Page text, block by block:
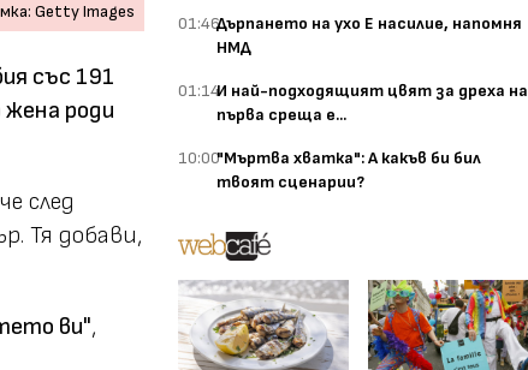
Getty Images
със 191
жена роди
след
Тя добави,
ви",
01:46Дърпането на ухо Е насилие, напомня
НМД
01:14И най-подходящият цвят за дреха на
първа среща е...
10:00"Мъртва хватка": А какъв би бил
твоят сценарии?